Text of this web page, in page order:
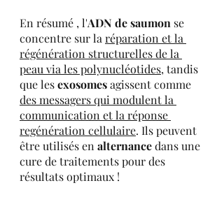
En résumé , l'ADN de saumon se
concentre sur la réparation et la
régénération structurelles de la
peau via les polynucléotides, tandis
que les exosomes agissent comme
des messagers qui modulent la
communication et la réponse
regénération cellulaire. Ils peuvent
être utilisés en alternance dans une
cure de traitements pour des
résultats optimaux !